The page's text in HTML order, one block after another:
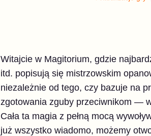
Witajcie w Magitorium, gdzie
itd. popisują się mistrzowskim
niezależnie od tego, czy bazuje na
zgotowania zguby przeciwnikom —
Cała ta magia z pełną mocą
już wszystko wiadomo, możemy